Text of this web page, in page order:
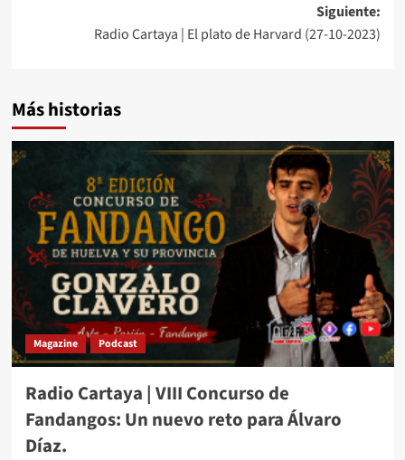
Siguiente:
Radio Cartaya | El plato de Harvard (27-10-2023)
Más historias
Magazine Podcast
Radio Cartaya | VIII Concurso de
Fandangos: Un nuevo reto para Álvaro
Díaz.